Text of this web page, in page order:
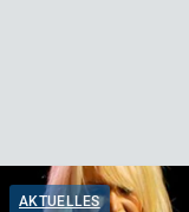
AKTUELLES